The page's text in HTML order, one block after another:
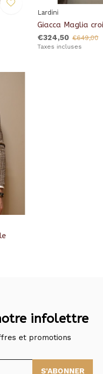
Lardini
Giacca Maglia
€324,50 €649,00
Taxes incluses
infolettre
et promotions
S'ABONNER